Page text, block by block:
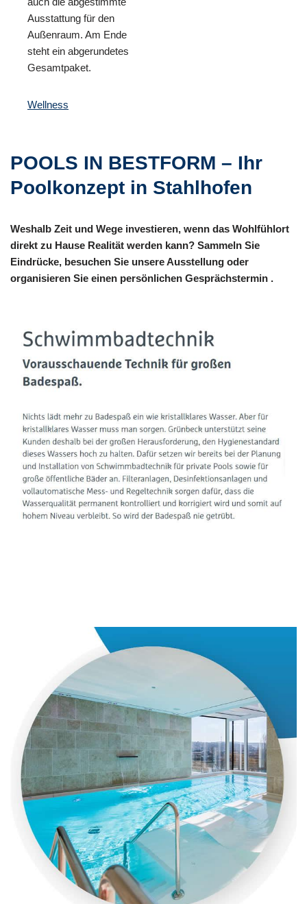
Ausstattung für den
Außenraum. Am Ende
steht ein abgerundetes
Gesamtpaket.
Wellness
POOLS IN BESTFORM – Ihr
Poolkonzept in Stahlhofen
Weshalb Zeit und Wege investieren, wenn das Wohlfühlort
direkt zu Hause Realität werden kann? Sammeln Sie
Eindrücke, besuchen Sie unsere Ausstellung oder
organisieren Sie einen persönlichen Gesprächstermin .